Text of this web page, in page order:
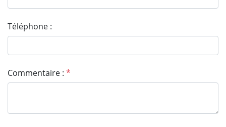
Téléphone :
Commentaire : *